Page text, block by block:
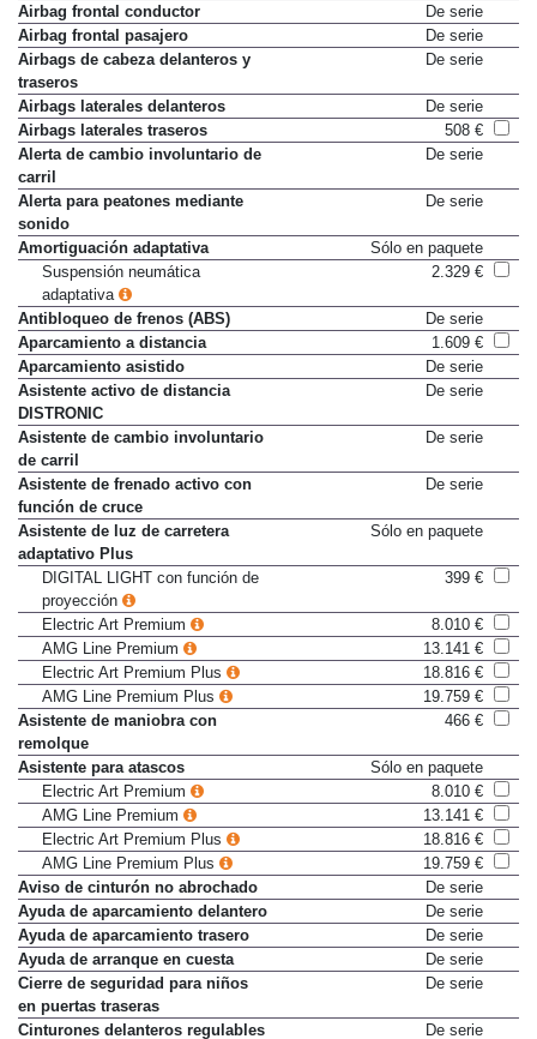
Airbag de rodilla
De serie
Airbag frontal conductor
De serie
Airbag frontal pasajero
De serie
Airbags de cabeza delanteros y
traseros
Airbags laterales delanteros
De serie
Airbags laterales traseros
508 €
Alerta de cambio involuntario de
carril
Alerta para peatones mediante
sonido
Amortiguación adaptativa
Sólo en paquete
Suspensión neumática
adaptativa
Antibloqueo de frenos (ABS)
De serie
Aparcamiento a distancia
1.609 €
Aparcamiento asistido
De serie
Asistente activo de distancia
DISTRONIC
Asistente de cambio involuntario
de carril
Asistente de frenado activo con
función de cruce
Asistente de luz de carretera
adaptativo Plus
DIGITAL LIGHT con función de
proyección
Electric Art Premium
8.010 €
AMG Line Premium
13.141 €
Electric Art Premium Plus
18.816 €
AMG Line Premium Plus
19.759 €
Asistente de maniobra con
remolque
Asistente para atascos
Sólo en paquete
Electric Art Premium
8.010 €
AMG Line Premium
13.141 €
Electric Art Premium Plus
18.816 €
AMG Line Premium Plus
19.759 €
Aviso de cinturón no abrochado
De serie
Ayuda de aparcamiento delantero
De serie
Ayuda de aparcamiento trasero
De serie
Ayuda de arranque en cuesta
De serie
Cierre de seguridad para niños
en puertas traseras